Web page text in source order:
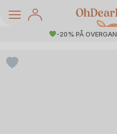
-20% PÅ